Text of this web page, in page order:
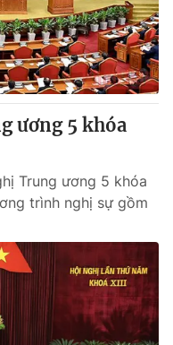
ương 5 khóa
Trung ương 5 khóa
trình nghị sự gồm